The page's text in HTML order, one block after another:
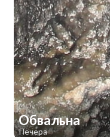
Обвальна
Печера